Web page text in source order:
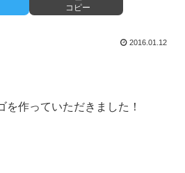
コピー
2016.01.12
を作っていただきました！